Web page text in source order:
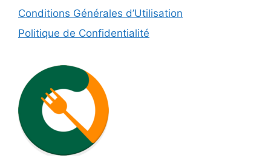
Conditions Générales d’Utilisation
Politique de Confidentialité